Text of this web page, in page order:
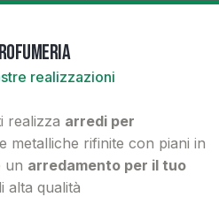
realizzazioni
realizza arredi per
metalliche rifinite con piani in
un arredamento per il tuo
alta qualità